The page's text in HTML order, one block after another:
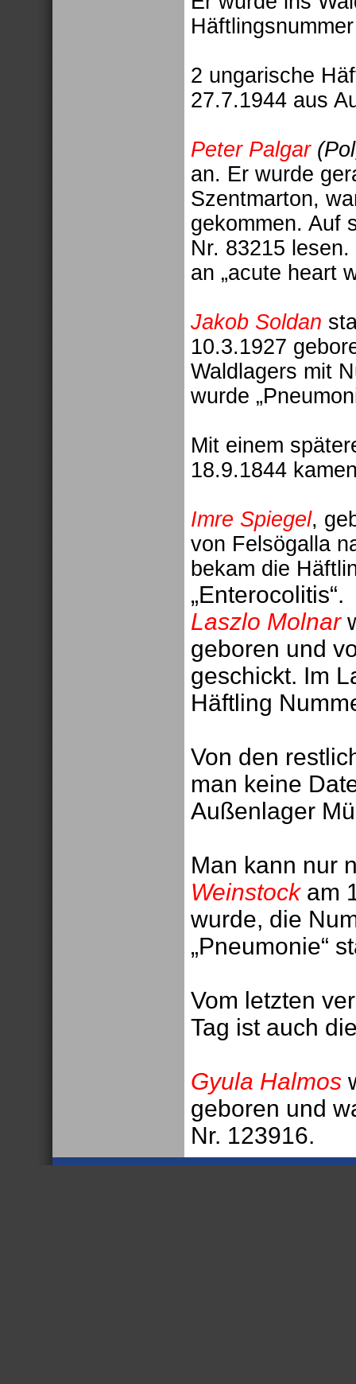
2 ungarische
27.7.1944 aus
Peter Palgar
an. Er wurde
Szentmarton,
gekommen. Auf
Nr. 83215
an „acute heart
Jakob Soldan
10.3.1927
Waldlagers mit
wurde
Mit einem
18.9.1844
Imre Spiegel,
von Felsögalla
bekam die
„Enterocolitis“.
Laszlo Molnar
geboren und
geschickt. Im
Häftling
Von den
man keine
Außenlager
Man kann nur
Weinstockam
wurde, die
„Pneumonie“
Vom letzten
Tag ist auch
Gyula Halmos
geboren und
Nr. 123916.